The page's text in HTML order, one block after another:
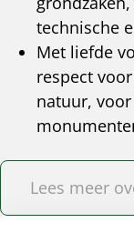
technische
Met liefde
respect
natuur,
Lees meer